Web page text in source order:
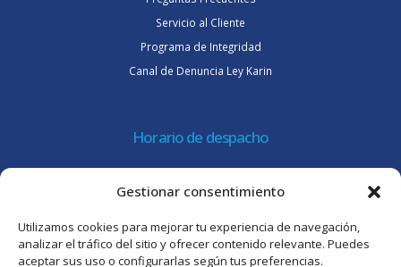
Gestionar consentimiento
Utilizamos cookies para mejorar tu experiencia de navegación,
analizar el tráfico del sitio y ofrecer contenido relevante. Puedes
aceptar sus uso o configurarlas según tus preferencias.
Servicio al Cliente
Programa de Integridad
Canal de Denuncia Ley Karin
Horario de despacho
Viernes 8:30 a 15:30 hrs.
Atención al cliente